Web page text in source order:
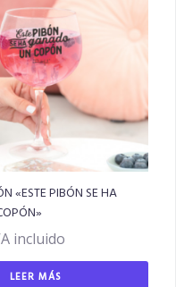
«ESTE PIBÓN SE HA
incluido
LEER MÁS